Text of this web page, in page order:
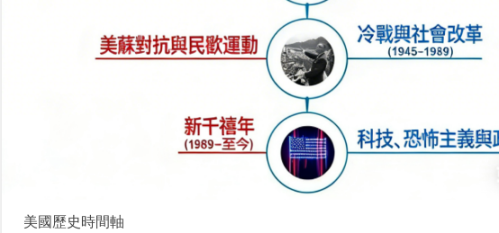
美國歷史時間軸